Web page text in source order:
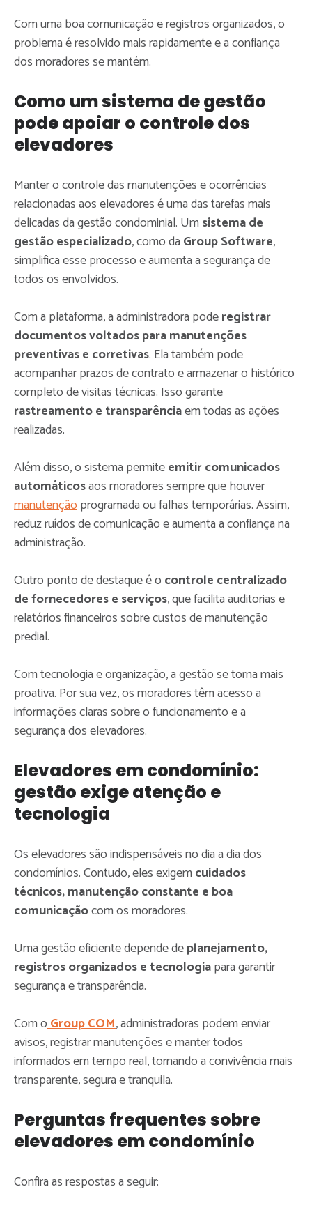
Com uma boa comunicação e registros organizados, o
problema é resolvido mais rapidamente e a confiança
dos moradores se mantém.
Como um sistema de gestão
pode apoiar o controle dos
elevadores
Manter o controle das manutenções e ocorrências
relacionadas aos elevadores é uma das tarefas mais
delicadas da gestão condominial. Um sistema de
gestão especializado, como da Group Software,
simplifica esse processo e aumenta a segurança de
todos os envolvidos.
Com a plataforma, a administradora poderegistrar
documentos voltados para manutenções
preventivas e corretivas. Ela também pode
acompanhar prazos de contrato e armazenar o histórico
completo de visitas técnicas. Isso garante
rastreamento e transparênciaem todas as ações
realizadas.
Além disso, o sistema permiteemitir comunicados
automáticosaos moradores sempre que houver
manutençãoprogramada ou falhas temporárias. Assim,
reduz ruídos de comunicação e aumenta a confiança na
administração.
Outro ponto de destaque é o controle centralizado
de fornecedores e serviços, que facilita auditorias e
relatórios financeiros sobre custos de manutenção
predial.
Com tecnologia e organização, a gestão se torna mais
proativa. Por sua vez, os moradores têm acesso a
informações claras sobre o funcionamento e a
segurança dos elevadores.
Elevadores em condomínio:
gestão exige atenção e
tecnologia
Os elevadores são indispensáveis no dia a dia dos
condomínios. Contudo, eles exigem cuidados
técnicos, manutenção constante e boa
comunicaçãocom os moradores.
Uma gestão eficiente depende deplanejamento,
registros organizados e tecnologiapara garantir
segurança e transparência.
Com oGroup COM, administradoras podem enviar
avisos, registrar manutenções e manter todos
informados em tempo real, tornando a convivência mais
transparente, segura e tranquila.
Perguntas frequentes sobre
elevadores em condomínio
Confira as respostas a seguir: